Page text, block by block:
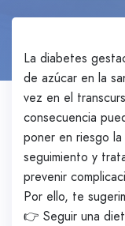
La diabetes
de azúcar en la
vez en el
consecuencia
poner en riesgo
seguimiento y
prevenir
Por ello, te
👉 Seguir una